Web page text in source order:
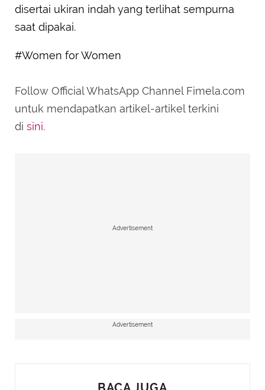
disertai ukiran indah yang terlihat sempurna
saat dipakai.
#Women for Women
Follow Official WhatsApp Channel Fimela.com
untuk mendapatkan artikel-artikel terkini
di sini.
Advertisement
Advertisement